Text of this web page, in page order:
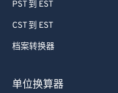
PST 到 EST
CST 到 EST
档案转换器
单位换算器